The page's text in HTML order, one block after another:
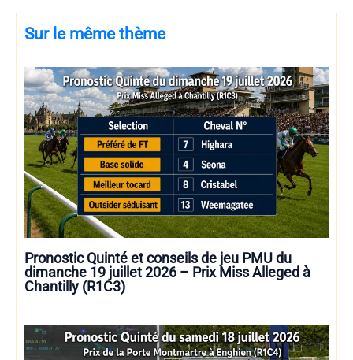
Sur le même thème
Pronostic Quinté et conseils de jeu PMU du
dimanche 19 juillet 2026 – Prix Miss Alleged à
Chantilly (R1C3)